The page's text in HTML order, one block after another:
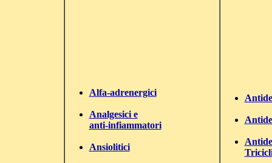
Alfa-adrenergici
Analgesici e
anti-infiammatori
Ansiolitici